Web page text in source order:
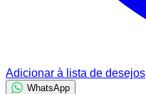
Adicionar à lista de desejos
WhatsApp